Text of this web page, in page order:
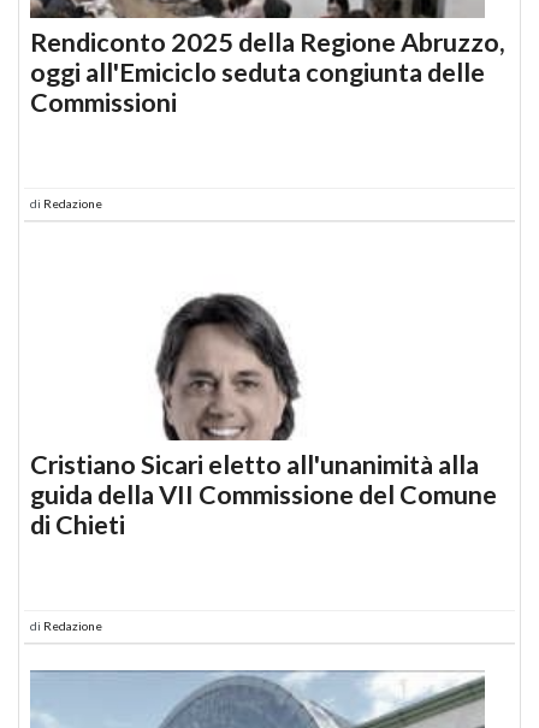
Rendiconto 2025 della Regione Abruzzo,
oggi all'Emiciclo seduta congiunta delle
Commissioni
di Redazione
Cristiano Sicari eletto all'unanimità alla
guida della VII Commissione del Comune
di Chieti
di Redazione